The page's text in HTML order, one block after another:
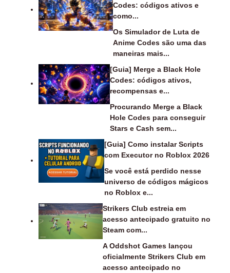
Codes: códigos ativos e
como...
Os Simulador de Luta de
Anime Codes são uma das
maneiras mais...
[Guia] Merge a Black Hole
Codes: códigos ativos,
recompensas e...
Procurando Merge a Black
Hole Codes para conseguir
Stars e Cash sem...
[Guia] Como instalar Scripts
com Executor no Roblox 2026
Se você está perdido nesse
universo de códigos mágicos
no Roblox e...
Strikers Club estreia em
acesso antecipado gratuito no
Steam com...
A Oddshot Games lançou
oficialmente Strikers Club em
acesso antecipado no